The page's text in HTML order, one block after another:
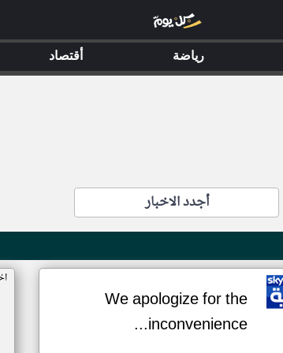
أجدد الاخبار
We apologize for the
inconvenience...
رياضة أقتصاد